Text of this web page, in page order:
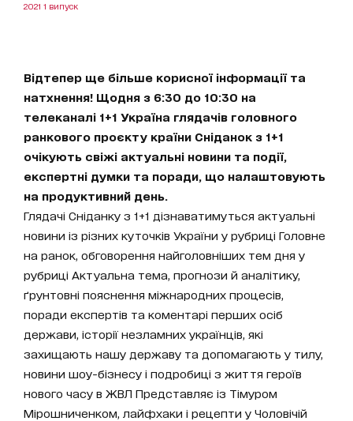
2021 1 випуск
Відтепер ще більше корисної інформації та
натхнення! Щодня з 6:30 до 10:30 на
телеканалі 1+1 Україна глядачів головного
ранкового проєкту країни Сніданок з 1+1
очікують свіжі актуальні новини та події,
експертні думки та поради, що налаштовують
на продуктивний день.
Глядачі Сніданку з 1+1 дізнаватимуться актуальні
новини із різних куточків України у рубриці Головне
на ранок, обговорення найголовніших тем дня у
рубриці Актуальна тема, прогнози й аналітику,
ґрунтовні пояснення міжнародних процесів,
поради експертів та коментарі перших осіб
держави, історії незламних українців, які
захищають нашу державу та допомагають у тилу,
новини шоу-бізнесу і подробиці з життя героїв
нового часу в ЖВЛ Представляє із Тімуром
Мірошниченком, лайфхаки і рецепти у Чоловічій